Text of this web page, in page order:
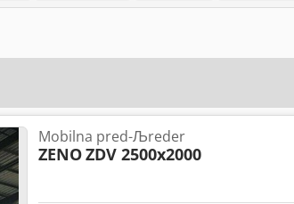
Mobilna pred-Љreder
ZENOZDV 2500x2000